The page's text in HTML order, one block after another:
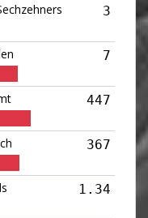
3
7
447
367
1.34